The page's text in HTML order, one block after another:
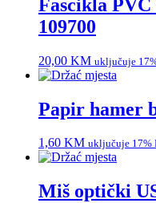
Fascikla PVC
109700
20,00 KM uključuje
Papir hamer
1,60 KM uključuje 17%
Miš optički